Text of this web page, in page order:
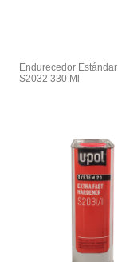
Endurecedor Estándar
S2032 330 Ml